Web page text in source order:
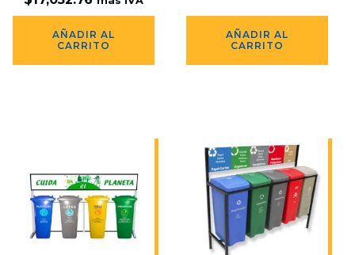
AÑADIR AL
CARRITO
AÑADIR AL
CARRITO